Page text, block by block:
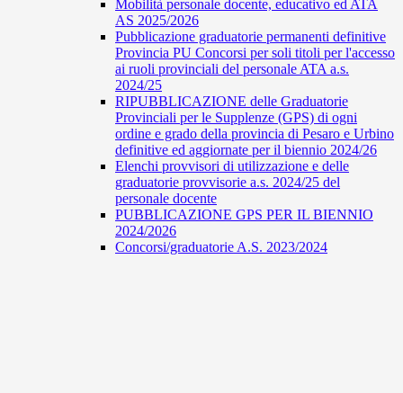
Mobilità personale docente, educativo ed ATA
AS 2025/2026
Pubblicazione graduatorie permanenti definitive
Provincia PU Concorsi per soli titoli per l'accesso
ai ruoli provinciali del personale ATA a.s.
2024/25
RIPUBBLICAZIONE delle Graduatorie
Provinciali per le Supplenze (GPS) di ogni
ordine e grado della provincia di Pesaro e Urbino
definitive ed aggiornate per il biennio 2024/26
Elenchi provvisori di utilizzazione e delle
graduatorie provvisorie a.s. 2024/25 del
personale docente
PUBBLICAZIONE GPS PER IL BIENNIO
2024/2026
Concorsi/graduatorie A.S. 2023/2024